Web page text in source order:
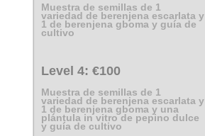
Muestra de semillas de 1
variedad de berenjena escarlata y
1 de berenjena gboma y guía de
cultivo
Level 4: €100
Muestra de semillas de 1
variedad de berenjena escarlata y
1 de berenjena gboma y una
plántula in vitro de pepino dulce
y guía de cultivo